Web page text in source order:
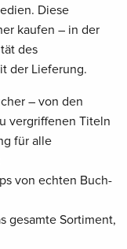
Diese
kaufen – in der
des
der Lieferung.
– von den
vergriffenen Titeln
für alle
von echten Buch-
gesamte Sortiment,